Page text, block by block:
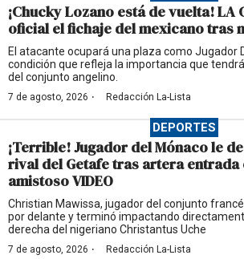
¡Chucky Lozano está de vuelta! LA
oficial el fichaje del mexicano tras
El atacante ocupará una plaza como Jugador
condición que refleja la importancia que
del conjunto angelino.
7 de agosto, 2026 · Redacción La-Lista
DEPORTES
¡Terrible! Jugador del Mónaco le
rival del Getafe tras artera entrada
amistoso VIDEO
Christian Mawissa, jugador del conjunto
por delante y terminó impactando
derecha del nigeriano Christantus Uche
7 de agosto, 2026 · Redacción La-Lista